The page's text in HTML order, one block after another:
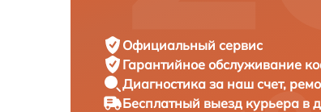
Официальный сервис
Гарантийное обслуживание
Диагностика за наш счет,
Бесплатный выезд курьера в